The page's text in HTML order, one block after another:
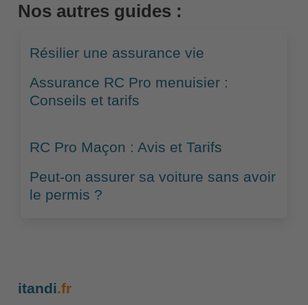
Nos autres guides :
Résilier une assurance vie
Assurance RC Pro menuisier :
Conseils et tarifs
RC Pro Maçon : Avis et Tarifs
Peut-on assurer sa voiture sans avoir
le permis ?
itandi.fr